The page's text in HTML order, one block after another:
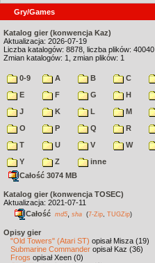
Gry/Games
Katalog gier (konwencja Kaz)
Aktualizacja: 2026-07-19
Liczba katalogów: 8878, liczba plików: 40040
Zmian katalogów: 1, zmian plików: 1
0-9 A B C
E
F G H
J
K L M
O
P Q R
T
U V W
Y
Z
inne
Całość 3074 MB
Katalog gier (konwencja TOSEC)
Aktualizacja: 2021-07-11
Całość md5 sha (7-Zip TUGZip)
Opisy gier
"Old Towers" (Atari ST) opisał Misza (19)
Submarine Commander opisał Kaz (36)
Frogs opisał Xeen (0)